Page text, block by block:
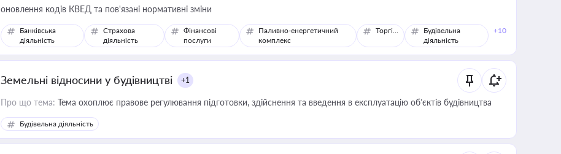
оновлення кодів КВЕД та пов'язані нормативні зміни
Банківська
діяльність
Страхова
діяльність
Фінансові
послуги
Паливно-енергетичний
комплекс
Торгівля
Будівельна
діяльність
+10
Земельні відносини у будівництві +1
Про що тема: Тема охоплює правове регулювання підготовки, здійснення та введення в експлуатацію об’єктів будівництва
Будівельна діяльність